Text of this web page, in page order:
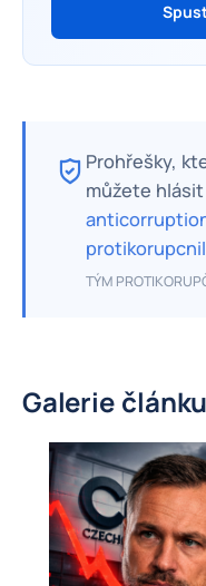
Prohřešky,
můžete
TÝM
Galerie článku